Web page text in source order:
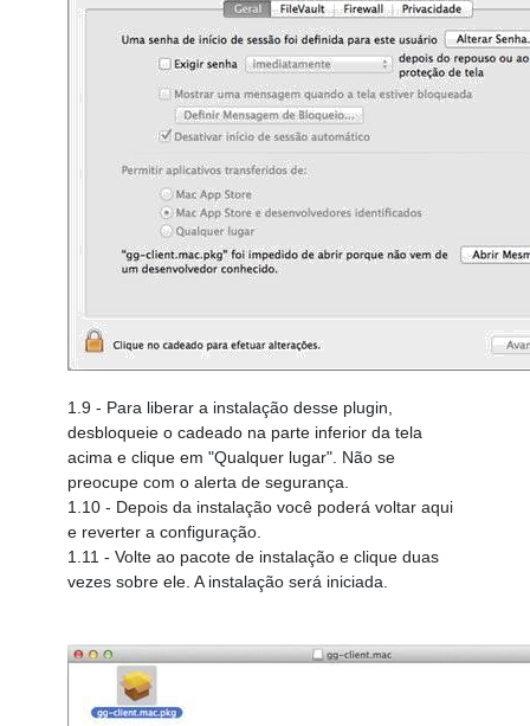
1.9 - Para liberar a instalação desse plugin,
desbloqueie o cadeado na parte inferior da tela
acima e clique em "Qualquer lugar". Não se
preocupe com o alerta de segurança.
1.10 - Depois da instalação você poderá voltar aqui
e reverter a configuração.
1.11 - Volte ao pacote de instalação e clique duas
vezes sobre ele. A instalação será iniciada.